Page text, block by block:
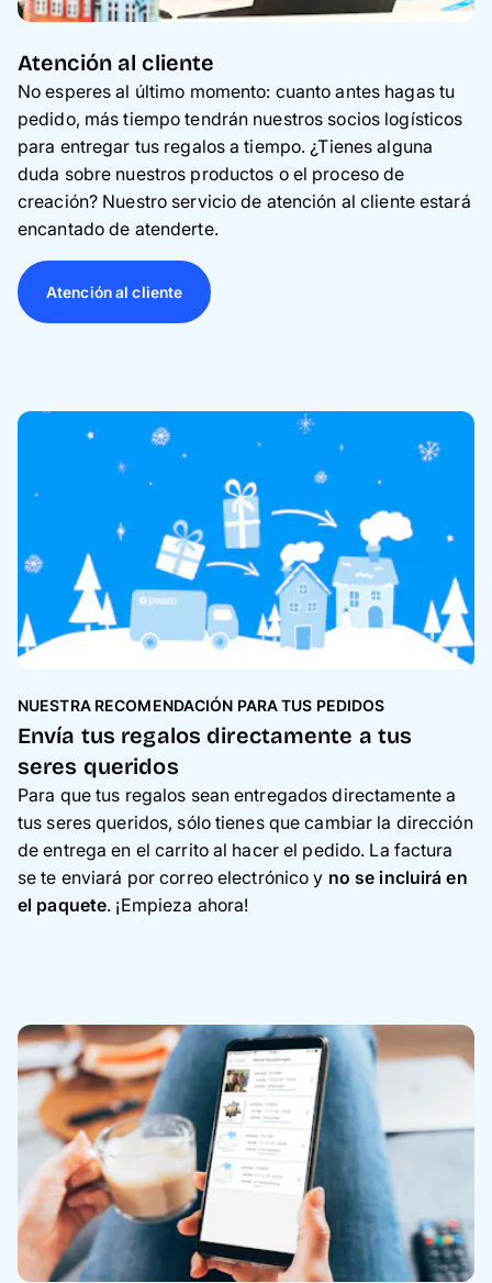
Atención al cliente
No esperes al último momento: cuanto antes hagas tu
pedido, más tiempo tendrán nuestros socios logísticos
para entregar tus regalos a tiempo. ¿Tienes alguna
duda sobre nuestros productos o el proceso de
creación? Nuestro servicio de atención al cliente estará
encantado de atenderte.
Atención al cliente
NUESTRA RECOMENDACIÓN PARA TUS PEDIDOS
Envía tus regalos directamente a tus
seres queridos
Para que tus regalos sean entregados directamente a
tus seres queridos, sólo tienes que cambiar la dirección
de entrega en el carrito al hacer el pedido. La factura
se te enviará por correo electrónico y no se incluirá en
el paquete. ¡Empieza ahora!